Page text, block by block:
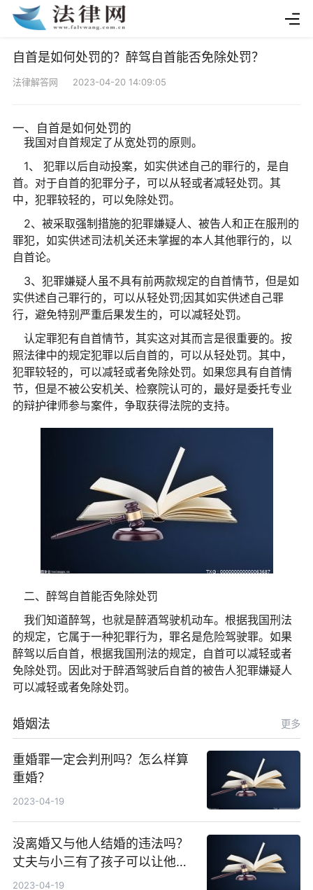
自首是如何处罚的？醉驾自首能否免除处罚？
法律解答网 2023-04-20 14:09:05
一、自首是如何处罚的
我国对自首规定了从宽处罚的原则。
1、 犯罪以后自动投案，如实供述自己的罪行的，是自
首。对于自首的犯罪分子，可以从轻或者减轻处罚。其
中，犯罪较轻的，可以免除处罚。
2、被采取强制措施的犯罪嫌疑人、被告人和正在服刑的
罪犯，如实供述司法机关还未掌握的本人其他罪行的，以
自首论。
3、犯罪嫌疑人虽不具有前两款规定的自首情节，但是如
实供述自己罪行的，可以从轻处罚;因其如实供述自己罪
行，避免特别严重后果发生的，可以减轻处罚。
认定罪犯有自首情节，其实这对其而言是很重要的。按
照法律中的规定犯罪以后自首的，可以从轻处罚。其中，
犯罪较轻的，可以减轻或者免除处罚。如果您具有自首情
节，但是不被公安机关、检察院认可的，最好是委托专业
的辩护律师参与案件，争取获得法院的支持。
二、醉驾自首能否免除处罚
我们知道醉驾，也就是醉酒驾驶机动车。根据我国刑法
的规定，它属于一种犯罪行为，罪名是危险驾驶罪。如果
醉驾以后自首，根据我国刑法的规定，自首可以减轻或者
免除处罚。因此对于醉酒驾驶后自首的被告人犯罪嫌疑人
可以减轻或者免除处罚。
婚姻法 更多
重婚罪一定会判刑吗？怎么样算
重婚？
2023-04-19
没离婚又与他人结婚的违法吗？
丈夫与小三有了孩子可以让他净
身出户么？
2023-04-19